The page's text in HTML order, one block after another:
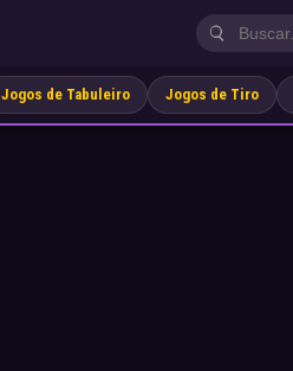
Jogos de Tabuleiro Jogos de Tiro